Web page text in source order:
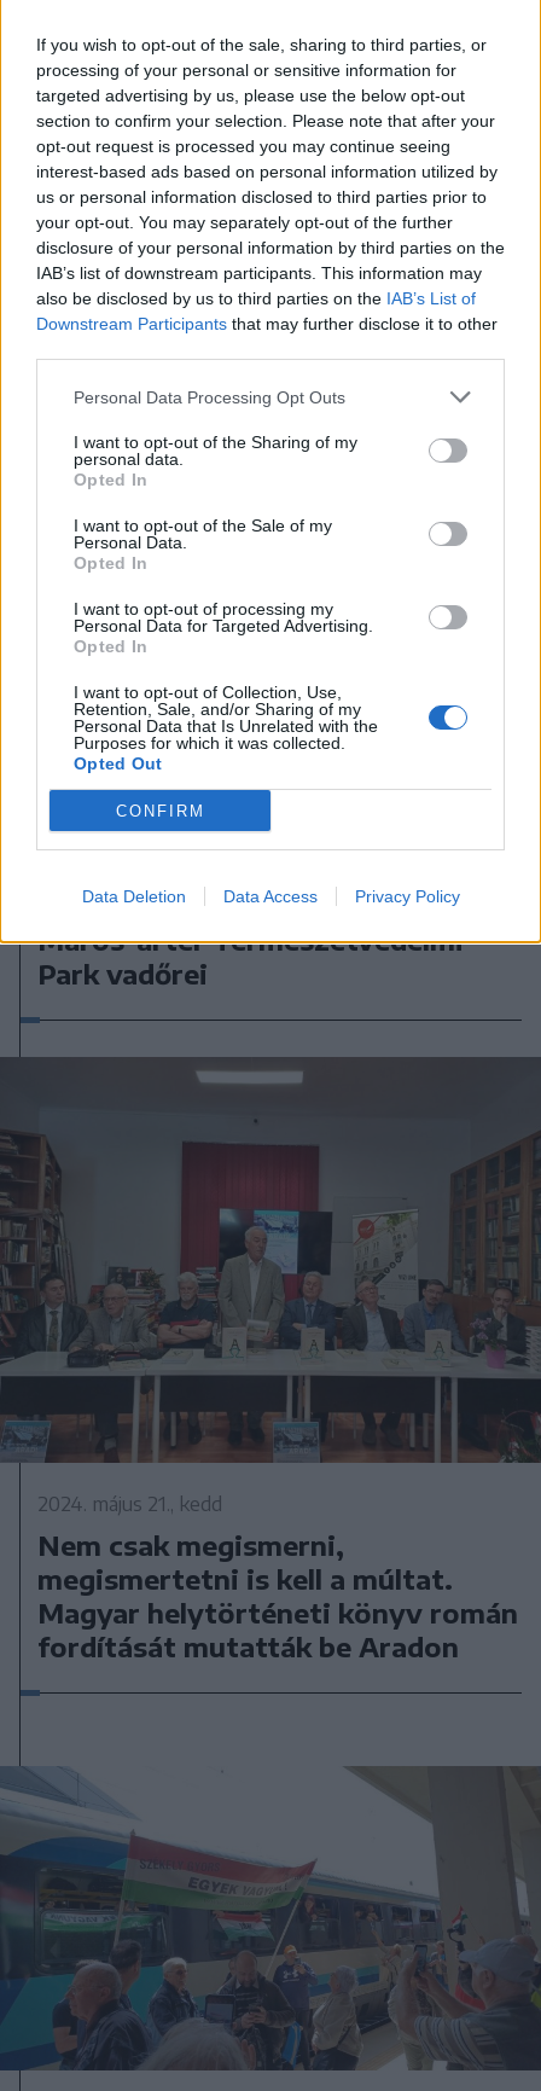
If you wish to opt-out of the sale, sharing to third parties, or
processing of your personal or sensitive information for
targeted advertising by us, please use the below opt-out
section to confirm your selection. Please note that after your
opt-out request is processed you may continue seeing
interest-based ads based on personal information utilized by
us or personal information disclosed to third parties prior to
your opt-out. You may separately opt-out of the further
disclosure of your personal information by third parties on the
IAB’s list of downstream participants. This information may
also be disclosed by us to third parties on the IAB’s List of
Downstream Participants that may further disclose it to other
Personal Data Processing Opt Outs
I want to opt-out of the Sharing of my
personal data.
Opted In
I want to opt-out of the Sale of my
Personal Data.
Opted In
I want to opt-out of processing my
Personal Data for Targeted Advertising.
Opted In
I want to opt-out of Collection, Use,
Retention, Sale, and/or Sharing of my
Personal Data that Is Unrelated with the
Purposes for which it was collected.
Opted Out
CONFIRM
Data Deletion Data Access Privacy Policy
Százhúsz műfészket helyeztek el a
Maros-ártér Természetvédelmi
Park vadőrei
2024. május 21., kedd
Nem csak megismerni,
megismertetni is kell a múltat.
Magyar helytörténeti könyv román
fordítását mutatták be Aradon